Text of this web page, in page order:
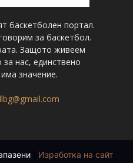
баскетболен портал.
за баскетбол.
Защото живеем
нас, единствено
значение.
Изработка на сайт